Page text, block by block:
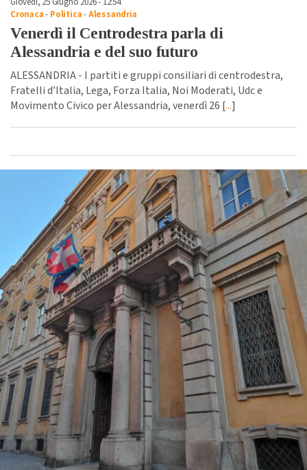
Cronaca- Politica-Alessandria
Venerdì il Centrodestra parla di
Alessandria e del suo futuro
ALESSANDRIA - I partiti e gruppi consiliari di centrodestra,
Fratelli d’Italia, Lega, Forza Italia, Noi Moderati, Udc e
Movimento Civico per Alessandria, venerdì 26 [...]